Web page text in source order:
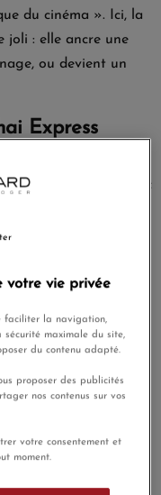
du cinéma ». Ici, la
joli : elle ancre une
ou devient un
Express
signe une
Shanghai Express
avec
lance une longue
cherche une
et icône pop
star. La
Hamilton
esprit
l’histoire technique.
fut lapremière
dans Blue Hawaii
votre vie privée
faciliter la navigation,
sécurité maximale du site,
du contenu adapté.
proposer des publicités
nos contenus sur vos
votre consentement et
moment.